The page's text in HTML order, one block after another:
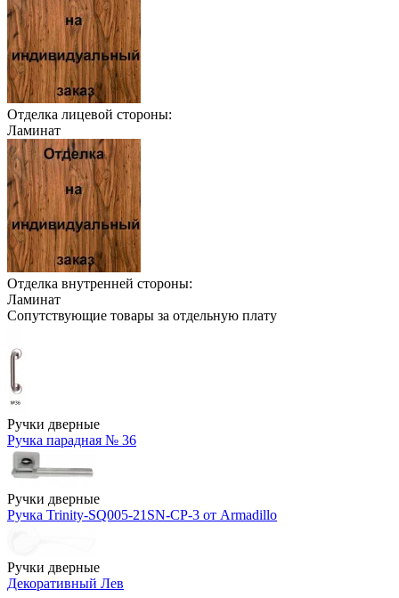
Отделка лицевой стороны:
Ламинат
Отделка внутренней стороны:
Ламинат
Сопутствующие товары за отдельную плату
Ручки дверные
Ручка парадная № 36
Ручки дверные
Ручка Trinity-SQ005-21SN-CP-3 от Armadillo
Ручки дверные
Декоративный Лев